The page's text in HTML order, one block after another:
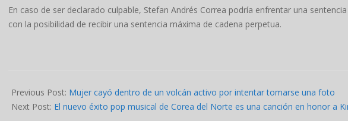
En caso de ser declarado culpable, Stefan Andrés Correa podría enfrentar una
con la posibilidad de recibir una sentencia máxima de cadena perpetua.
04-
25
Previous Post: Mujer cayó dentro de un volcán activo por intentar tomarse una foto
Next Post: El nuevo éxito pop musical de Corea del Norte es una canción en honor a